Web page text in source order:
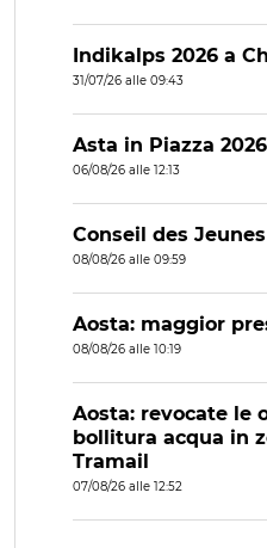
Indikalps 2026 a
31/07/26 alle 09:43
Asta in Piazza 2026
06/08/26 alle 12:13
Conseil des
08/08/26 alle 09:59
Aosta: maggior
08/08/26 alle 10:19
Aosta: revocate le
bollitura acqua in
Tramail
07/08/26 alle 12:52